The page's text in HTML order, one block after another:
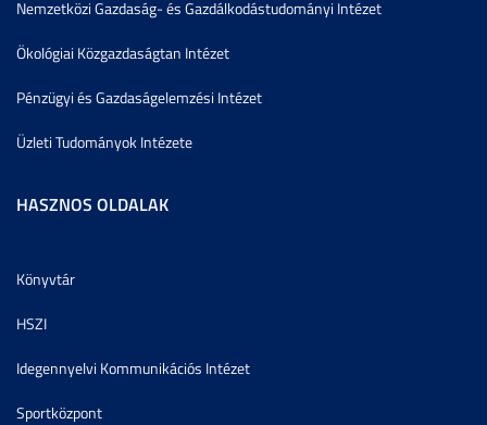
Nemzetközi Gazdaság- és Gazdálkodástudományi Intézet
Ökológiai Közgazdaságtan Intézet
Pénzügyi és Gazdaságelemzési Intézet
Üzleti Tudományok Intézete
HASZNOS OLDALAK
Könyvtár
HSZI
Idegennyelvi Kommunikációs Intézet
Sportközpont